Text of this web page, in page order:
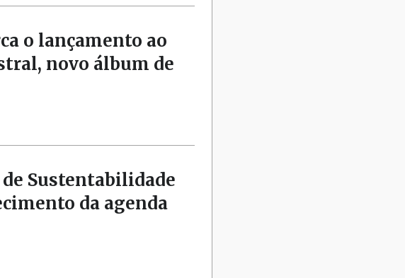
o lançamento ao
novo álbum de
Sustentabilidade
da agenda